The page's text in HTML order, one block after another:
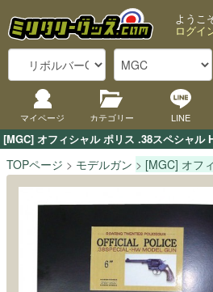
[MGC] オフィシャル ポリス .38スペシャル
ようこ
ログイ
マイページ カテゴリー LINE
TOPページ モデルガン [MGC] オフ